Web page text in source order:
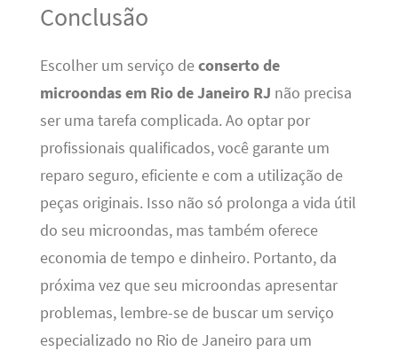
Conclusão
Escolher um serviço deconserto de
microondas em Rio de Janeiro RJ não precisa
ser uma tarefa complicada. Ao optar por
profissionais qualificados, você garante um
reparo seguro, eficiente e com a utilização de
peças originais. Isso não só prolonga a vida útil
do seu microondas, mas também oferece
economia de tempo e dinheiro. Portanto, da
próxima vez que seu microondas apresentar
problemas, lembre-se de buscar um serviço
especializado no Rio de Janeiro para um